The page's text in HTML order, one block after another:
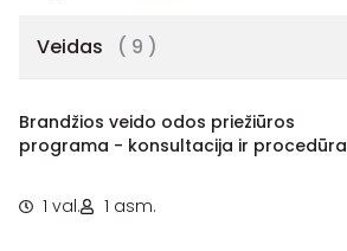
Veidas ( 9 )
Brandžios veido odos priežiūros
programa - konsultacija ir procedūra
1 val. 1 asm.